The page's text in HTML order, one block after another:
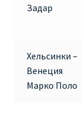
БИЛЕТЫ
БРОНИРОВАНИЕ
Задар
Хельсинки –
Венеция
Марко Поло